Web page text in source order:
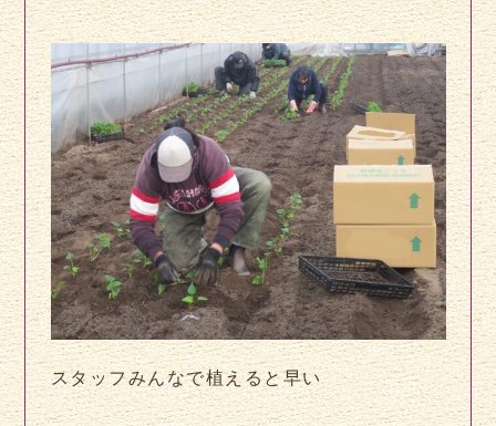
スタッフみんなで植えると早い